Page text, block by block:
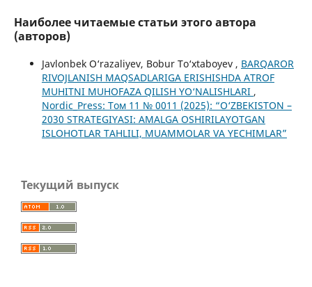
Наиболее читаемые статьи этого автора
(авторов)
Javlonbek O‘razaliyev, Bobur To‘xtaboyev , BARQAROR
RIVOJLANISH MAQSADLARIGA ERISHISHDA ATROF
MUHITNI MUHOFAZA QILISH YO‘NALISHLARI ,
Nordic_Press: Том 11 № 0011 (2025): “O‘ZBEKISTON –
2030 STRATEGIYASI: AMALGA OSHIRILAYOTGAN
ISLOHOTLAR TAHLILI, MUAMMOLAR VA YECHIMLAR”
Текущий выпуск